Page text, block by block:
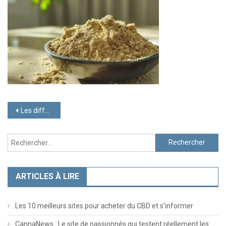
Navigation
de
l’article
Les différentes manières de consommer de la résine de CBD
Rechercher :
ARTICLES À LIRE
Les 10 meilleurs sites pour acheter du CBD et s’informer
CannaNews : Le site de passionnés qui testent réellement les